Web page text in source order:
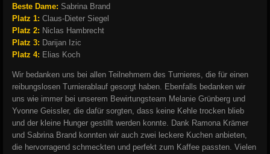
Beste Dame: Sabrina Brand
Platz 1: Claus-Dieter Siegel
Platz 2: Niclas Hambrecht
Platz 3: Darijan Izic
Platz 4: Elias Koch
Wir bedanken uns bei allen Teilnehmern des Turnieres, die für einen
reibungslosen Turnierablauf gesorgt haben. Ebenfalls bedanken wir
uns wie immer bei unserem Bewirtungsteam Melanie Grünberg und
Yvonne Geissler, die dafür sorgten, dass keine Kehle trocken blieb
und der kleine Hunger gestillt werden konnte. Dank Ramona Krämer
und Sabrina Brand konnten wir auch zwei leckere Kuchen anbieten,
die hervorragend schmeckten und perfekt zum Kaffee passten. Vielen